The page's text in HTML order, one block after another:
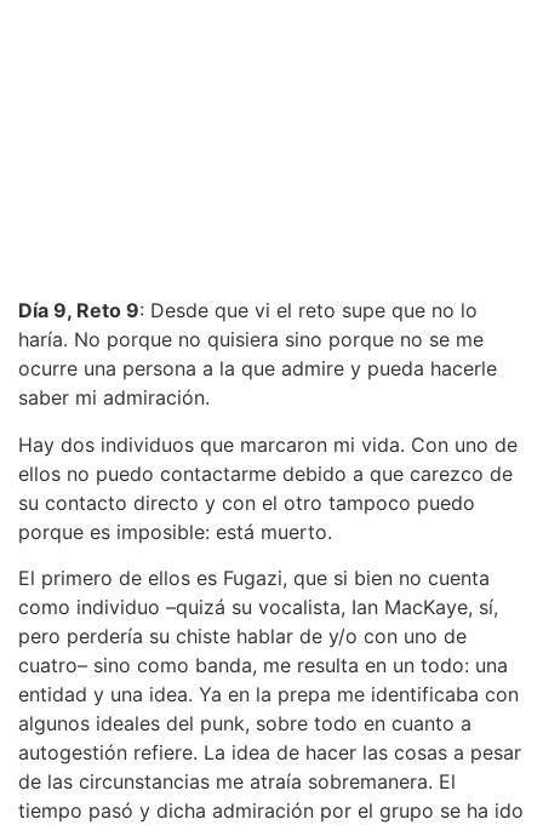
Día 9, Reto 9: Desde que vi el reto supe que no lo
haría. No porque no quisiera sino porque no se me
ocurre una persona a la que admire y pueda hacerle
saber mi admiración.
Hay dos individuos que marcaron mi vida. Con uno de
ellos no puedo contactarme debido a que carezco de
su contacto directo y con el otro tampoco puedo
porque es imposible: está muerto.
El primero de ellos es Fugazi, que si bien no cuenta
como individuo –quizá su vocalista, Ian MacKaye, sí,
pero perdería su chiste hablar de y/o con uno de
cuatro– sino como banda, me resulta en un todo: una
entidad y una idea. Ya en la prepa me identificaba con
algunos ideales del punk, sobre todo en cuanto a
autogestión refiere. La idea de hacer las cosas a pesar
de las circunstancias me atraía sobremanera. El
tiempo pasó y dicha admiración por el grupo se ha ido